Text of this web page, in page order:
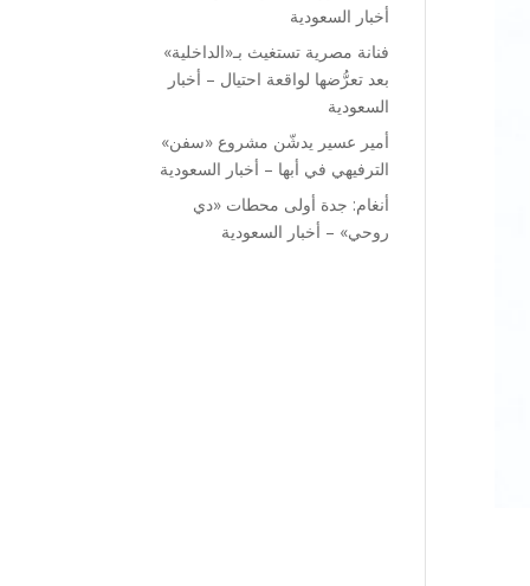
أخبار السعودية
فنانة مصرية تستغيث بـ«الداخلية»
بعد تعرُّضها لواقعة احتيال – أخبار
السعودية
أمير عسير يدشّن مشروع «سفن»
الترفيهي في أبها – أخبار السعودية
أنغام: جدة أولى محطات «دي
روحي» – أخبار السعودية